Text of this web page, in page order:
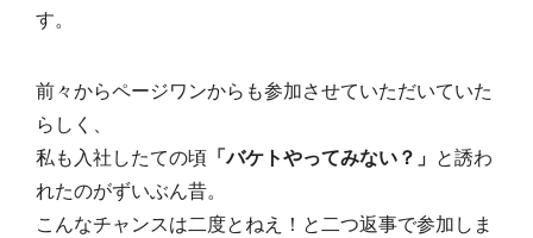
す。
前々からページワンからも参加させていただいていた
らしく、
私も入社したての頃 「バケトやってみない？」 と誘わ
れたのがずいぶん昔。
こんなチャンスは二度とねえ！と二つ返事で参加しま